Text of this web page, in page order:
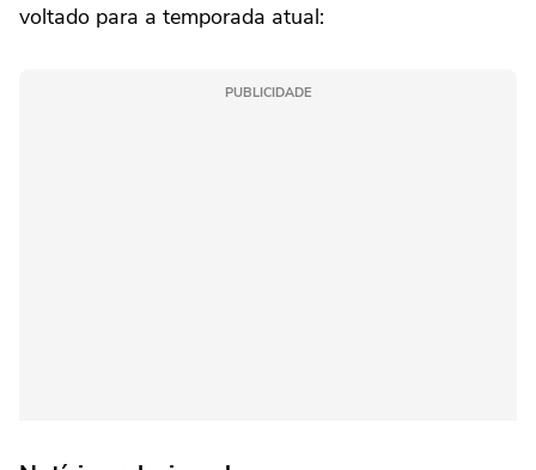
voltado para a temporada atual:
PUBLICIDADE